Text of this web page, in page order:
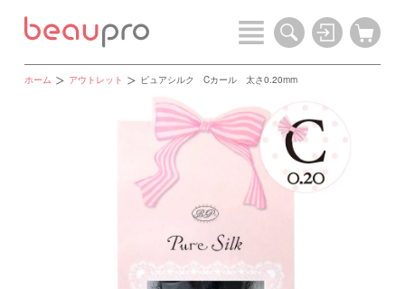
ホーム アウトレット ピュアシルク Cカール 太さ0.20mm